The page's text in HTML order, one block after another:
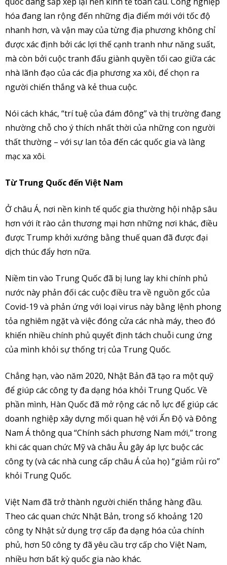
hóa đang lan rộng đến những địa điểm mới với tốc độ
nhanh hơn, và vận may của từng địa phương không chỉ
được xác định bởi các lợi thế cạnh tranh như năng suất,
mà còn bởi cuộc tranh đấu giành quyền tối cao giữa các
nhà lãnh đạo của các địa phương xa xôi, để chọn ra
người chiến thắng và kẻ thua cuộc.
Nói cách khác, “trí tuệ của đám đông” và thị trường đang
nhường chỗ cho ý thích nhất thời của những con người
thất thường – với sự lan tỏa đến các quốc gia và làng
mạc xa xôi.
Từ Trung Quốc đến Việt Nam
Ở châu Á, nơi nền kinh tế quốc gia thường hội nhập sâu
hơn với ít rào cản thương mại hơn những nơi khác, điều
được Trump khởi xướng bằng thuế quan đã được đại
dịch thúc đẩy hơn nữa.
Niềm tin vào Trung Quốc đã bị lung lay khi chính phủ
nước này phản đối các cuộc điều tra về nguồn gốc của
Covid-19 và phản ứng với loại virus này bằng lệnh phong
tỏa nghiêm ngặt và việc đóng cửa các nhà máy, theo đó
khiến nhiều chính phủ quyết định tách chuỗi cung ứng
của mình khỏi sự thống trị của Trung Quốc.
Chẳng hạn, vào năm 2020, Nhật Bản đã tạo ra một quỹ
để giúp các công ty đa dạng hóa khỏi Trung Quốc. Về
phần mình, Hàn Quốc đã mở rộng các nỗ lực để giúp các
doanh nghiệp xây dựng mối quan hệ với Ấn Độ và Đông
Nam Á thông qua “Chính sách phương Nam mới,” trong
khi các quan chức Mỹ và châu Âu gây áp lực buộc các
công ty (và các nhà cung cấp châu Á của họ) “giảm rủi ro”
khỏi Trung Quốc.
Việt Nam đã trở thành người chiến thắng hàng đầu.
Theo các quan chức Nhật Bản, trong số khoảng 120
công ty Nhật sử dụng trợ cấp đa dạng hóa của chính
phủ, hơn 50 công ty đã yêu cầu trợ cấp cho Việt Nam,
nhiều hơn bất kỳ quốc gia nào khác.